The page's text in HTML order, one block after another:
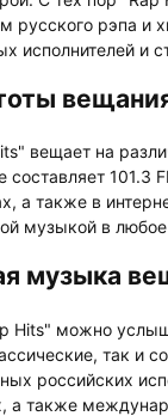
русского рэпа и
исполнителей и
вещает на
составляет 101.3
а также в
музыкой в
музыка
Hits" можно
так и
российских
а также